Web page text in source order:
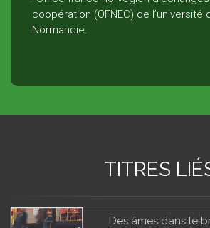
coopération (OFNEC) de l’université
Normandie.
TITRES
Des âmes dans le